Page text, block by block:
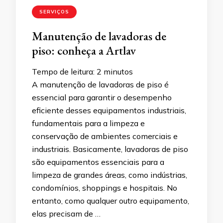
SERVIÇOS
Manutenção de lavadoras de
piso: conheça a Artlav
Tempo de leitura: 2 minutos
A manutenção de lavadoras de piso é
essencial para garantir o desempenho
eficiente desses equipamentos industriais,
fundamentais para a limpeza e
conservação de ambientes comerciais e
industriais. Basicamente, lavadoras de piso
são equipamentos essenciais para a
limpeza de grandes áreas, como indústrias,
condomínios, shoppings e hospitais. No
entanto, como qualquer outro equipamento,
elas precisam de …